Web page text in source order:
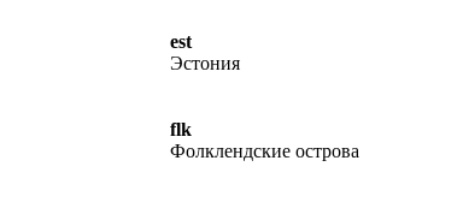
est
Эстония
flk
Фолклендские острова